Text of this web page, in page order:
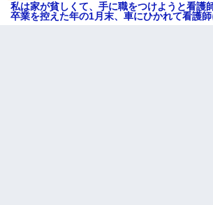
私は家が貧しくて、手に職をつけようと看護
卒業を控えた年の1月末、車にひかれて看護師